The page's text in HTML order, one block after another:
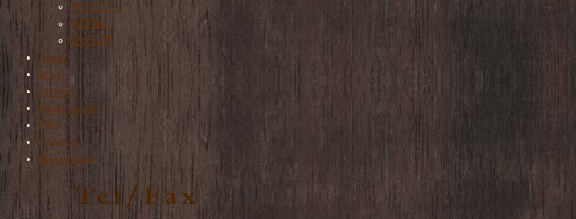
マタニティ
お宮参り
記念写真
About
Blog
System
Photo Goods
FAQ
Contact
Reservation